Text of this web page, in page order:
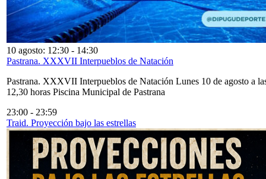
10 agosto: 12:30 - 14:30
Pastrana. XXXVII Interpueblos de Natación
Pastrana. XXXVII Interpueblos de Natación Lunes 10 de agosto a
12,30 horas Piscina Municipal de Pastrana
23:00 - 23:59
Traid. Proyección bajo las estrellas